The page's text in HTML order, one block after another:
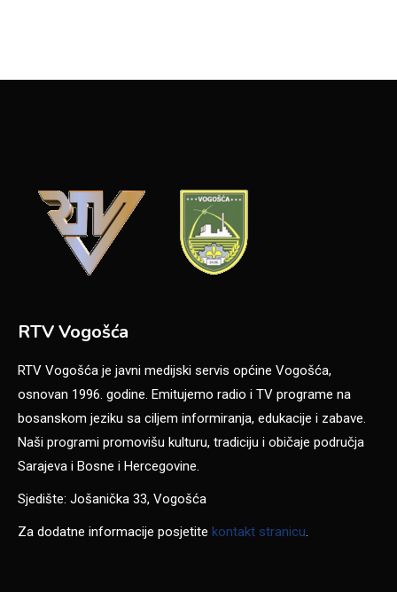
RTV Vogošća
RTV Vogošća je javni medijski servis općine Vogošća,
osnovan 1996. godine. Emitujemo radio i TV programe na
bosanskom jeziku sa ciljem informiranja, edukacije i zabave.
Naši programi promovišu kulturu, tradiciju i običaje područja
Sarajeva i Bosne i Hercegovine.
Sjedište: Jošanička 33, Vogošća
Za dodatne informacije posjetite kontakt stranicu.